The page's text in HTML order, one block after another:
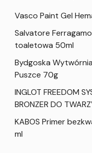
Vasco Paint Gel
Salvatore
toaletowa 50ml
Bydgoska
Puszce 70g
INGLOT FREEDOM
BRONZER DO
KABOS Primer
ml